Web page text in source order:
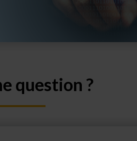
question ?